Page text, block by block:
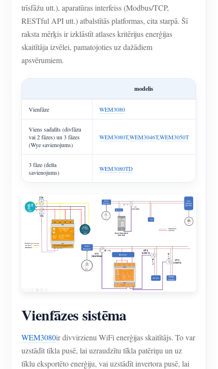
trīsfāžu utt.), aparatūras interfeiss (Modbus/TCP,
RESTful API utt.) atbalstītās platformas, cita starpā. Šī
raksta mērķis ir izklāstīt atlases kritērijus enerģijas
skaitītāja izvēlei, pamatojoties uz dažādiem
apsvērumiem.
modelis
Vienfāze WEM3080
Viens sadalīts (divfāzu
vai 2 fāzes) un 3 fāzes
(Wye savienojums)
WEM3080T,WEM3046T,WEM3050T
3 fāze (delta
savienojums)
WEM3080TD
Vienfāzes sistēma
WEM3080ir divvirzienu WiFi enerģijas skaitītājs. To var
uzstādīt tīkla pusē, lai uzraudzītu tīkla patēriņu un uz
tīklu eksportēto enerģiju, vai uzstādīt invertora pusē, lai